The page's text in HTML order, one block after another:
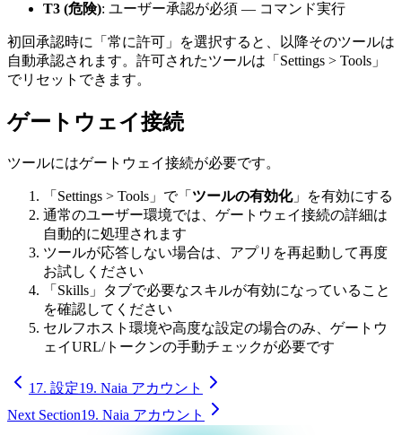
T3 (危険): ユーザー承認が必須 — コマンド実行
初回承認時に「常に許可」を選択すると、以降そのツールは
自動承認されます。許可されたツールは「Settings > Tools」
でリセットできます。
ゲートウェイ接続
ツールにはゲートウェイ接続が必要です。
「Settings > Tools」で「 ツールの有効化」を有効にする
通常のユーザー環境では、ゲートウェイ接続の詳細は
自動的に処理されます
ツールが応答しない場合は、アプリを再起動して再度
お試しください
「Skills」タブで必要なスキルが有効になっていること
を確認してください
セルフホスト環境や高度な設定の場合のみ、ゲートウ
ェイURL/トークンの手動チェックが必要です
17. 設定19. Naia アカウント
Next Section19. Naia アカウント